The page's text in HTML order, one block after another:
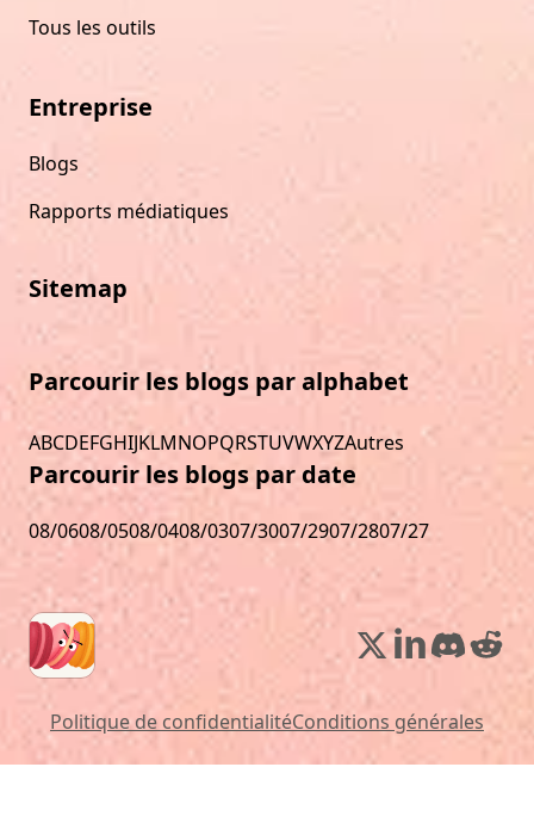
Tous les outils
Entreprise
Blogs
Rapports médiatiques
Sitemap
Parcourir les blogs par alphabet
ABCDEFGHIJKLMNOPQRSTUVWXYZAutres
Parcourir les blogs par date
08/0608/0508/0408/0307/3007/2907/2807/27
Politique de confidentialitéConditions générales